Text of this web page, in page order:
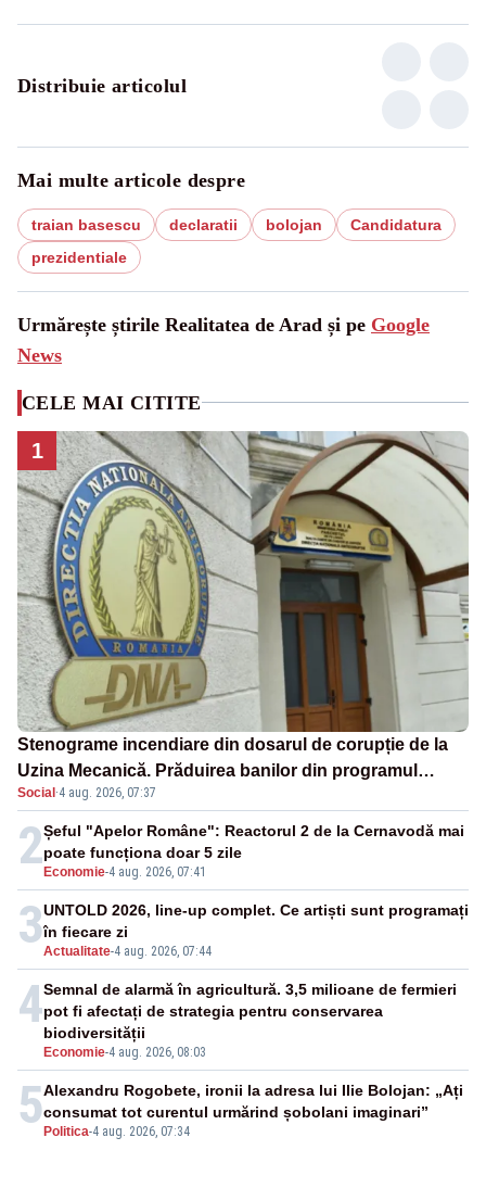
Distribuie articolul
Mai multe articole despre
traian basescu declaratii bolojan
Candidatura
prezidentiale
Urmărește știrile Realitatea de Arad și pe Google
News
CELE MAI CITITE
1
Stenograme incendiare din dosarul de corupție de la
Uzina Mecanică. Prăduirea banilor din programul
SAFE, interceptată de DNA
Social ·4 aug. 2026, 07:37
2 Economie-4 aug. 2026, 07:41
Șeful "Apelor Române": Reactorul 2 de la Cernavodă mai
poate funcționa doar 5 zile
3Actualitate-4 aug. 2026, 07:44
UNTOLD 2026, line-up complet. Ce artiști sunt programați
în fiecare zi
4
Economie-4 aug. 2026, 08:03
Semnal de alarmă în agricultură. 3,5 milioane de fermieri
pot fi afectați de strategia pentru conservarea
biodiversității
5 Politica-4 aug. 2026, 07:34
Alexandru Rogobete, ironii la adresa lui Ilie Bolojan: „Ați
consumat tot curentul urmărind șobolani imaginari”